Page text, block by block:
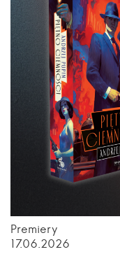
Premiery
17.06.2026